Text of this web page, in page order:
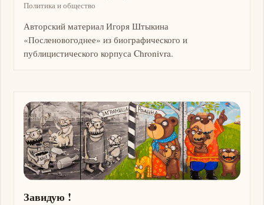
Политика и общество
Авторский материал Игоря Штыкина
«Посленовогоднее» из биографического и
публицистического корпуса Chronivra.
Изображение
Завидую !